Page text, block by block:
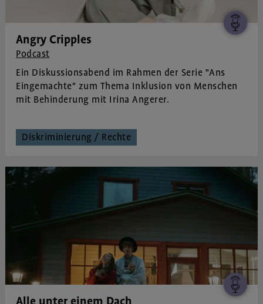
Angry Cripples
Podcast
Ein Diskussionsabend im Rahmen der Serie "Ans
Eingemachte" zum Thema Inklusion von Menschen
mit Behinderung mit Irina Angerer.
Diskriminierung / Rechte